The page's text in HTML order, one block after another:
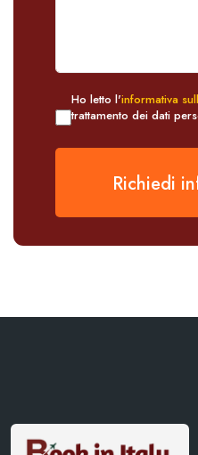
Ho letto l'informativa
trattamento dei dati
Richiedi